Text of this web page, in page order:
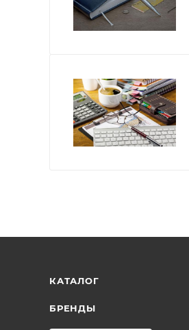
КАТАЛОГ
БРЕНДЫ